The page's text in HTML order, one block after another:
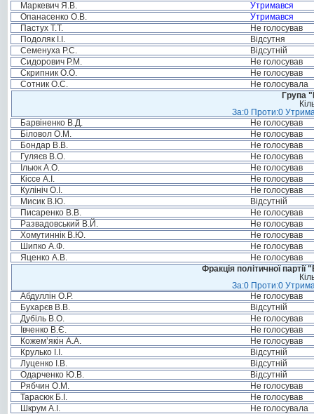
Маркевич Я.В.
Утримався
Опанасенко О.В.
Утримався
Пастух Т.Т.
Не голосував
Подоляк І.І.
Відсутня
Семенуха Р.С.
Відсутній
Сидорович Р.М.
Не голосував
Скрипник О.О.
Не голосував
Сотник О.С.
Не голосувала
Група
За:0 Проти:0
Барвіненко В.Д.
Не голосував
Біловол О.М.
Не голосував
Бондар В.В.
Не голосував
Гуляєв В.О.
Не голосував
Ільюк А.О.
Не голосував
Кіссе А.І.
Не голосував
Кулініч О.І.
Не голосував
Мисик В.Ю.
Відсутній
Писаренко В.В.
Не голосував
Развадовський В.Й.
Не голосував
Хомутиннік В.Ю.
Не голосував
Шипко А.Ф.
Не голосував
Яценко А.В.
Не голосував
Фракція політичної
За:0 Проти:0
Абдуллін О.Р.
Не голосував
Бухарєв В.В.
Відсутній
Дубіль В.О.
Не голосував
Івченко В.Є.
Не голосував
Кожем’якін А.А.
Не голосував
Крулько І.І.
Відсутній
Луценко І.В.
Відсутній
Одарченко Ю.В.
Відсутній
Рябчин О.М.
Не голосував
Тарасюк Б.І.
Не голосував
Шкрум А.І.
Не голосувала